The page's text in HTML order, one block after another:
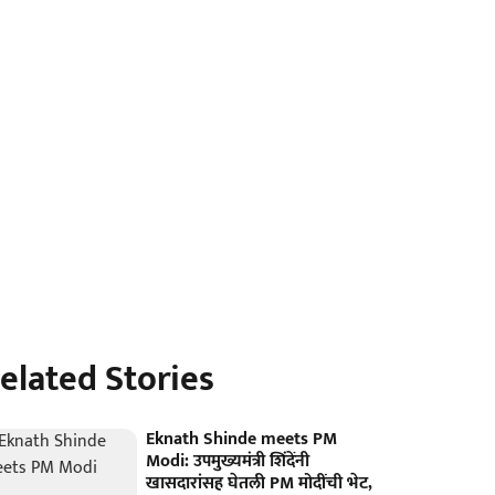
Stories
Eknath Shinde meets PM
Modi: उपमुख्यमंत्री शिंदेंनी
खासदारांसह घेतली PM मोदींची भेट,